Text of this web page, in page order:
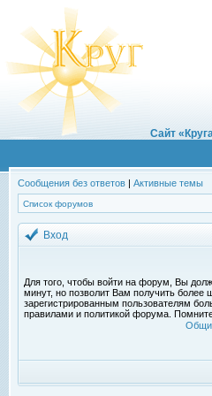
Сайт
Сообщения без ответов | Активные темы
Список форумов
Вход
Для того, чтобы войти на форум, Вы
минут, но позволит Вам получить
зарегистрированным пользователям
правилами и политикой форума.